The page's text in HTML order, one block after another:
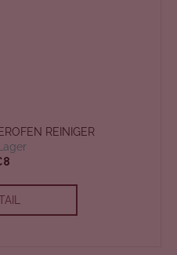
REINIGER